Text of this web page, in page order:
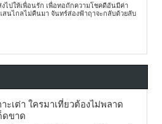
ไปให้เพื่อนรัก เพื่อทอถักความโชคดีอันมีค่า
สนไกลไม่คืนมา จันทร์ส่องฟ้าฤาจะกลับด้วยลับ
าะเต่า ใครมาเที่ยวต้องไม่พลาด
ดขาด